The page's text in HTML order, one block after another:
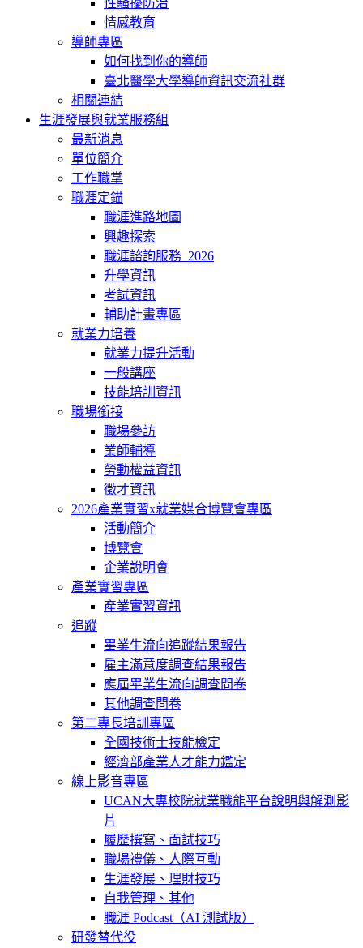
情感教育
導師專區
如何找到你的導師
臺北醫學大學導師資訊交流社群
相關連結
生涯發展與就業服務組
最新消息
單位簡介
工作職掌
職涯定錨
職涯進路地圖
興趣探索
職涯諮詢服務_2026
升學資訊
考試資訊
輔助計畫專區
就業力培養
就業力提升活動
一般講座
技能培訓資訊
職場銜接
職場參訪
業師輔導
勞動權益資訊
徵才資訊
2026產業實習x就業媒合博覽會專區
活動簡介
博覽會
企業說明會
產業實習專區
產業實習資訊
追蹤
畢業生流向追蹤結果報告
雇主滿意度調查結果報告
應屆畢業生流向調查問卷
其他調查問卷
第二專長培訓專區
全國技術士技能檢定
經濟部產業人才能力鑑定
線上影音專區
UCAN大專校院就業職能平台說明與解測影
片
履歷撰寫、面試技巧
職場禮儀、人際互動
生涯發展、理財技巧
自我管理、其他
職涯 Podcast（AI 測試版）
研發替代役